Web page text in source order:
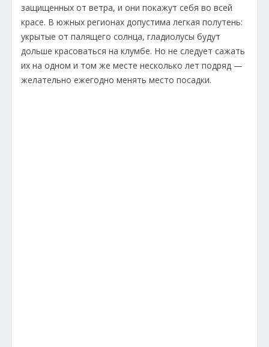
защищенных от ветра, и они покажут себя во всей
красе. В южных регионах допустима легкая полутень:
укрытые от палящего солнца, гладиолусы будут
дольше красоваться на клумбе. Но не следует сажать
их на одном и том же месте несколько лет подряд —
желательно ежегодно менять место посадки.